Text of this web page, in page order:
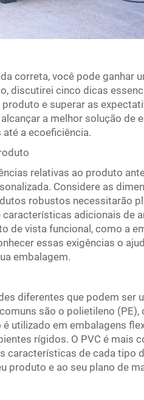
correta, você pode ganhar
discutirei cinco dicas
e superar as
a melhor solução de
a ecoeficiência.
relativas ao produto
Considere as
robustos necessitarão
adicionais de
de vista funcional, como a
essas exigências o
embalagem.
diferentes que podem ser
são o polietileno (PE),
utilizado em embalagens
rígidos. O PVC é mais
características de cada tipo
produto e ao seu plano de